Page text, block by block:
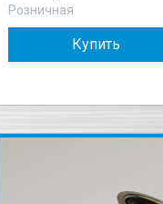
Розничная
Купить